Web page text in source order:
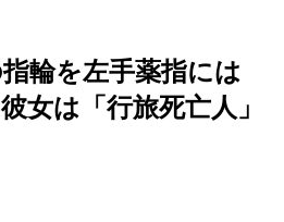
輪を左手薬指には
女は「行旅死亡人」